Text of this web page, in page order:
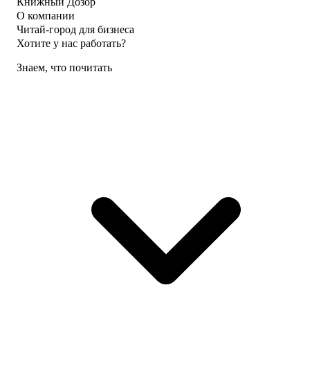
О компании
Читай-город для бизнеса
Хотите у нас работать?
Знаем, что почитать